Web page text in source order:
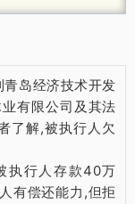
岛经济技术开发
有限公司及其法
了解,被执行人欠
执行人存款40万
有偿还能力,但拒